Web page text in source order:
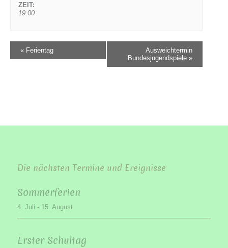
ZEIT:
19:00
« Ferientag
Ausweichtermin
Bundesjugendspiele »
Die nächsten Termine und Ereignisse
Sommerferien
4. Juli - 15. August
Erster Schultag